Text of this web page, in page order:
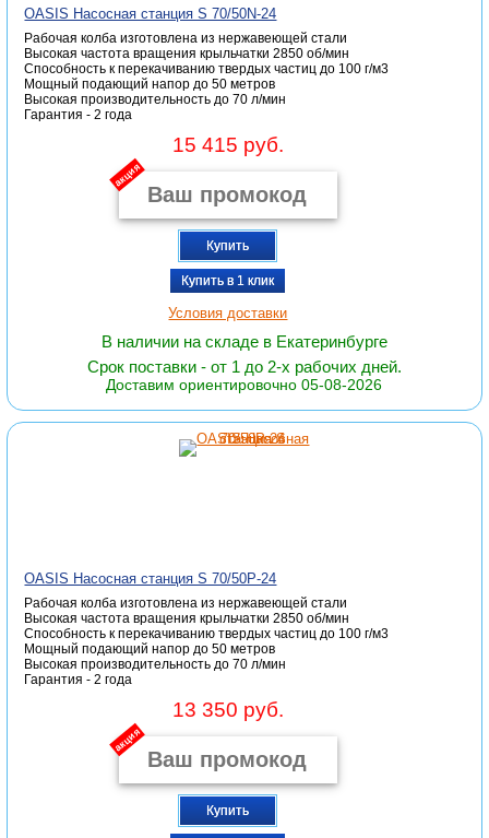
OASIS Насосная станция S 70/50N-24
Рабочая колба изготовлена из нержавеющей стали
Высокая частота вращения крыльчатки 2850 об/мин
Способность к перекачиванию твердых частиц до 100 г/м3
Мощный подающий напор до 50 метров
Высокая производительность до 70 л/мин
Гарантия - 2 года
15 415 руб.
акция
Купить
Купить в 1 клик
Условия доставки
В наличии на складе в Екатеринбурге
Срок поставки - от 1 до 2-х рабочих дней.
Доставим ориентировочно 05-08-2026
OASIS Насосная станция S 70/50P-24
Рабочая колба изготовлена из нержавеющей стали
Высокая частота вращения крыльчатки 2850 об/мин
Способность к перекачиванию твердых частиц до 100 г/м3
Мощный подающий напор до 50 метров
Высокая производительность до 70 л/мин
Гарантия - 2 года
13 350 руб.
акция
Купить